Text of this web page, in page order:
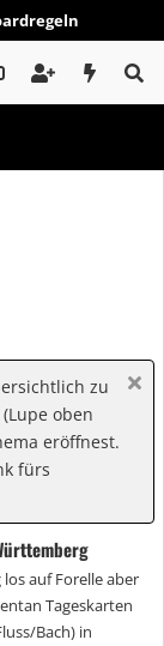
zu
oben
eröffnest.
fürs
auf Forelle aber
Tageskarten
Bach) in